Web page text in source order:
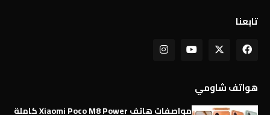
تابعنا
هواتف شاومي
مواصفات هاتف Xiaomi Poco M8 Power كاملة